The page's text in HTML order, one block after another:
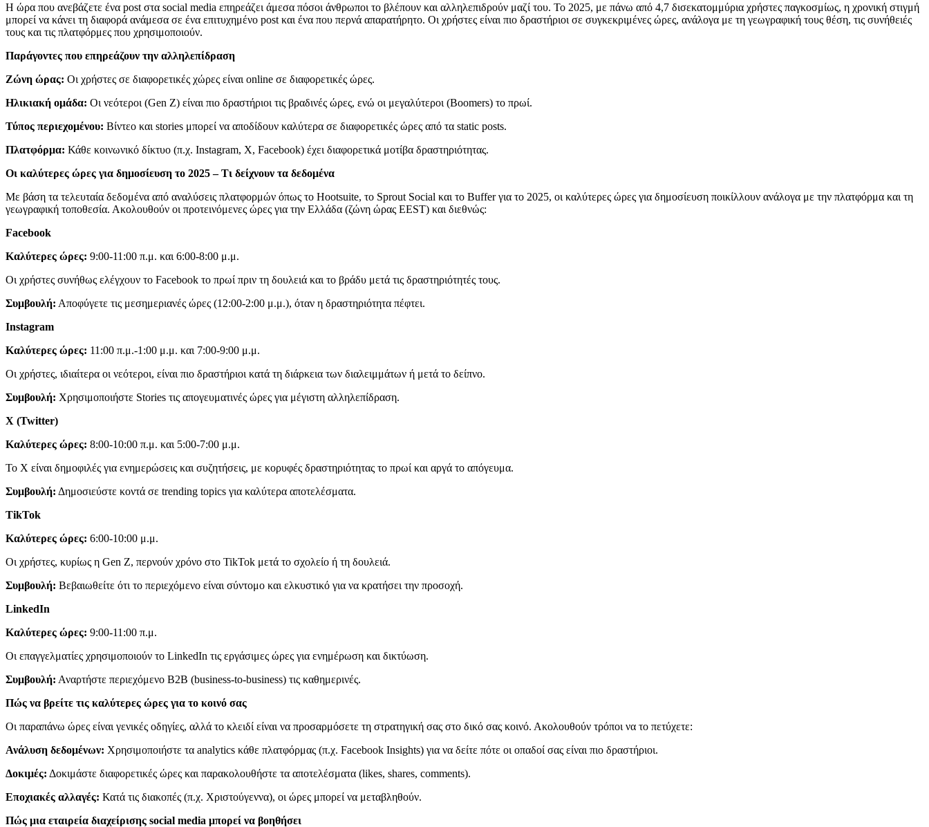
Η ώρα που ανεβάζετε ένα post στα social media επηρεάζει άμεσα πόσοι άνθρωποι το βλέπουν και αλληλεπιδρούν μαζί του. Το 2025, με πάνω από 4,7 δισεκατομμύρια χρήστες παγκοσμίως, η χρονική στιγμή
μπορεί να κάνει τη διαφορά ανάμεσα σε ένα επιτυχημένο post και ένα που περνά απαρατήρητο. Οι χρήστες είναι πιο δραστήριοι σε συγκεκριμένες ώρες, ανάλογα με τη γεωγραφική τους θέση, τις συνήθειές
τους και τις πλατφόρμες που χρησιμοποιούν.
Παράγοντες που επηρεάζουν την αλληλεπίδραση
Ζώνη ώρας: Οι χρήστες σε διαφορετικές χώρες είναι online σε διαφορετικές ώρες.
Ηλικιακή ομάδα: Οι νεότεροι (Gen Z) είναι πιο δραστήριοι τις βραδινές ώρες, ενώ οι μεγαλύτεροι (Boomers) το πρωί.
Τύπος περιεχομένου: Βίντεο και stories μπορεί να αποδίδουν καλύτερα σε διαφορετικές ώρες από τα static posts.
Πλατφόρμα: Κάθε κοινωνικό δίκτυο (π.χ. Instagram, X, Facebook) έχει διαφορετικά μοτίβα δραστηριότητας.
Οι καλύτερες ώρες για δημοσίευση το 2025 – Τι δείχνουν τα δεδομένα
Με βάση τα τελευταία δεδομένα από αναλύσεις πλατφορμών όπως το Hootsuite, το Sprout Social και το Buffer για το 2025, οι καλύτερες ώρες για δημοσίευση ποικίλλουν ανάλογα με την πλατφόρμα και τη
γεωγραφική τοποθεσία. Ακολουθούν οι προτεινόμενες ώρες για την Ελλάδα (ζώνη ώρας EEST) και διεθνώς:
Facebook
Καλύτερες ώρες: 9:00-11:00 π.μ. και 6:00-8:00 μ.μ.
Οι χρήστες συνήθως ελέγχουν το Facebook το πρωί πριν τη δουλειά και το βράδυ μετά τις δραστηριότητές τους.
Συμβουλή: Αποφύγετε τις μεσημεριανές ώρες (12:00-2:00 μ.μ.), όταν η δραστηριότητα πέφτει.
Instagram
Καλύτερες ώρες: 11:00 π.μ.-1:00 μ.μ. και 7:00-9:00 μ.μ.
Οι χρήστες, ιδιαίτερα οι νεότεροι, είναι πιο δραστήριοι κατά τη διάρκεια των διαλειμμάτων ή μετά το δείπνο.
Συμβουλή: Χρησιμοποιήστε Stories τις απογευματινές ώρες για μέγιστη αλληλεπίδραση.
X (Twitter)
Καλύτερες ώρες: 8:00-10:00 π.μ. και 5:00-7:00 μ.μ.
Το X είναι δημοφιλές για ενημερώσεις και συζητήσεις, με κορυφές δραστηριότητας το πρωί και αργά το απόγευμα.
Συμβουλή: Δημοσιεύστε κοντά σε trending topics για καλύτερα αποτελέσματα.
TikTok
Καλύτερες ώρες: 6:00-10:00 μ.μ.
Οι χρήστες, κυρίως η Gen Z, περνούν χρόνο στο TikTok μετά το σχολείο ή τη δουλειά.
Συμβουλή: Βεβαιωθείτε ότι το περιεχόμενο είναι σύντομο και ελκυστικό για να κρατήσει την προσοχή.
LinkedIn
Καλύτερες ώρες: 9:00-11:00 π.μ.
Οι επαγγελματίες χρησιμοποιούν το LinkedIn τις εργάσιμες ώρες για ενημέρωση και δικτύωση.
Συμβουλή: Αναρτήστε περιεχόμενο B2B (business-to-business) τις καθημερινές.
Πώς να βρείτε τις καλύτερες ώρες για το κοινό σας
Οι παραπάνω ώρες είναι γενικές οδηγίες, αλλά το κλειδί είναι να προσαρμόσετε τη στρατηγική σας στο δικό σας κοινό. Ακολουθούν τρόποι να το πετύχετε:
Ανάλυση δεδομένων: Χρησιμοποιήστε τα analytics κάθε πλατφόρμας (π.χ. Facebook Insights) για να δείτε πότε οι οπαδοί σας είναι πιο δραστήριοι.
Δοκιμές: Δοκιμάστε διαφορετικές ώρες και παρακολουθήστε τα αποτελέσματα (likes, shares, comments).
Εποχιακές αλλαγές: Κατά τις διακοπές (π.χ. Χριστούγεννα), οι ώρες μπορεί να μεταβληθούν.
Πώς μια εταιρεία διαχείρισης social media μπορεί να βοηθήσει